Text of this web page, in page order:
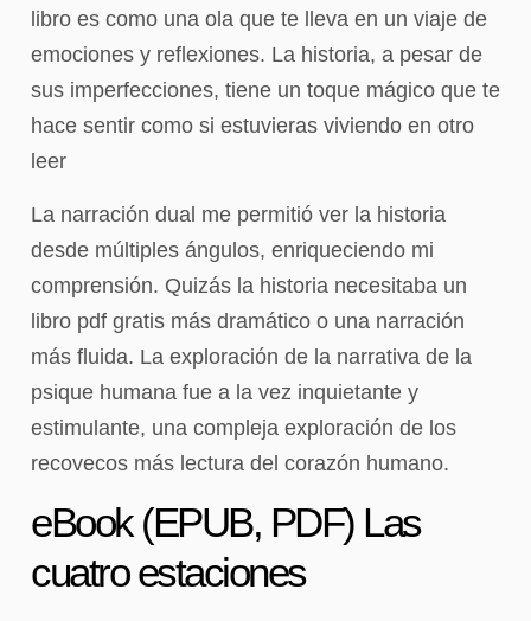
libro es como una ola que te lleva en un viaje de
emociones y reflexiones. La historia, a pesar de
sus imperfecciones, tiene un toque mágico que te
hace sentir como si estuvieras viviendo en otro
leer
La narración dual me permitió ver la historia
desde múltiples ángulos, enriqueciendo mi
comprensión. Quizás la historia necesitaba un
libro pdf gratis más dramático o una narración
más fluida. La exploración de la narrativa de la
psique humana fue a la vez inquietante y
estimulante, una compleja exploración de los
recovecos más lectura del corazón humano.
eBook (EPUB, PDF) Las
cuatro estaciones